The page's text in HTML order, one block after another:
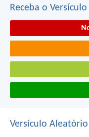
Receba o
Versículo